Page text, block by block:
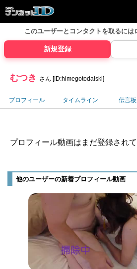
このユーザーとコンタクトを取るには
新規登録
むつき さん [ID:himegotodaiski]
プロフィール タイムライン 伝言板
プロフィール動画はまだ登録されて
他のユーザーの新着プロフィール動画